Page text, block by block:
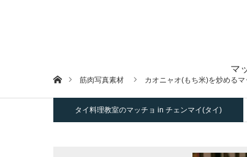
マ
ホーム筋肉写真素材 カオニャオ(もち米)を炒める
タイ料理教室のマッチョ in チェンマイ(タイ)